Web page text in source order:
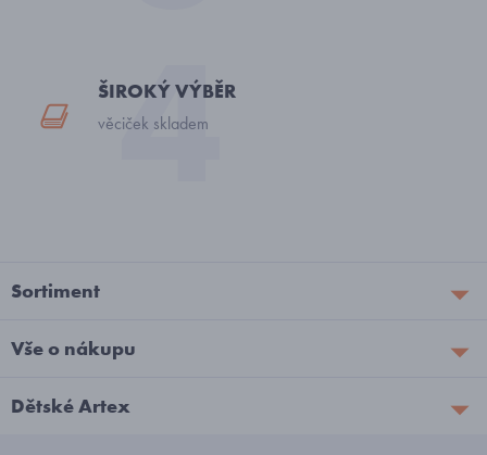
ŠIROKÝ VÝBĚR
věciček skladem
Sortiment
Vše o nákupu
Dětské Artex